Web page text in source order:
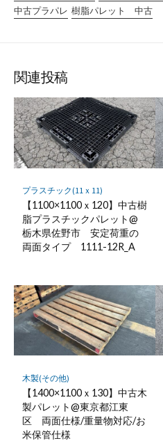
中古プラパレ 樹脂パレット 中古
関連投稿
プラスチック(11ｘ11)
【1100×1100ｘ120】中古樹
脂プラスチックパレット@
栃木県佐野市 安定荷重の
両面タイプ 1111-12R_A
木製(その他)
【1400×1100ｘ130】中古木
製パレット@東京都江東
区 両面仕様/重量物対応/お
米保管仕様